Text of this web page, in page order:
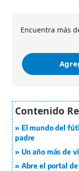
Encuentra más
El mundo del
padre
Un año más de
Abre el portal